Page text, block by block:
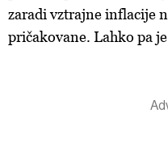
zaradi vztrajne inflacije
pričakovane. Lahko pa